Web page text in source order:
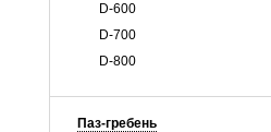
D-600
D-700
D-800
Паз-гребень